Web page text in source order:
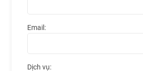
Email:
Dịch vụ: